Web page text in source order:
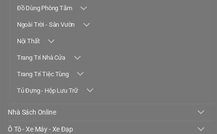
Đồ Dùng Phòng Tắm
Ngoài Trời - Sân Vườn
Nội Thất
Trang Trí Nhà Cửa
Trang Trí Tiệc Tùng
Tủ Đựng - Hộp Lưu Trữ
Nhà Sách Online
Ô Tô - Xe Máy - Xe Đạp